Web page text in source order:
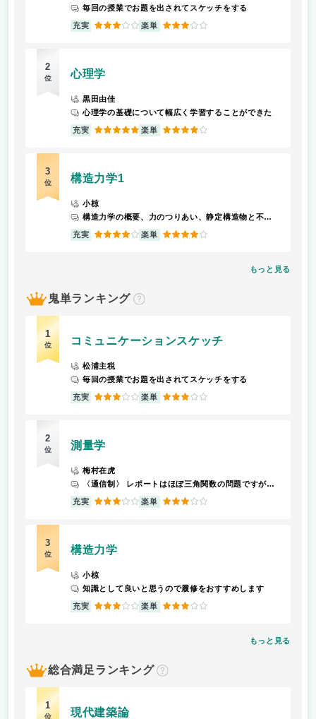
毎回の授業でお題を出されてスケッチをする
充実 3 楽単 3
2
位 心理学
黒田由佳
心理学の基礎について幅広く学習することができた
充実 5 楽単 4
3
位 構造力学1
小椋
構造力学の概要、力のつりあい、静定構造物と不静定構造物の違い、反力計算、応力計算、部材断面の性質と応力度、部材設計、部材の変形
充実 4 楽単 4
もっと見る
鬼単ランキング
？
1
位 コミュニケーションスケッチ
松浦主税
毎回の授業でお題を出されてスケッチをする
充実 3 楽単 3
2
位 測量学
梅村在虎
〈通信制〉 レポートはほぼ三角関数の問題ですが、事前知識がない中テーマを提示されてもわからないので市販の「測量士補」のテキストを参考に考えました。
充実 3 楽単 3
3
位 構造力学
小椋
知識として良いと思うので履修をおすすめします
充実 3 楽単 3
もっと見る
総合満足ランキング
？
1
位 現代建築論